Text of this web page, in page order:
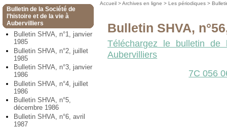
Bulletin de la Société de
l’histoire et de la vie à
Aubervilliers
Bulletin SHVA, n°1, janvier
1985
Bulletin SHVA, n°2, juillet
1985
Bulletin SHVA, n°3, janvier
1986
Bulletin SHVA, n°4, juillet
1986
Bulletin SHVA, n°5,
décembre 1986
Bulletin SHVA, n°6, avril
1987
Accueil >Archives en ligne >Les périodiques >
Bulletin SHVA,
Téléchargez le bulletin
Aubervilliers
7C 056